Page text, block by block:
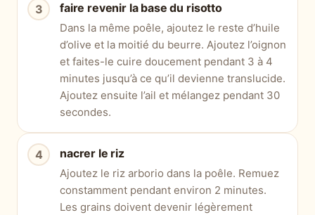
faire revenir la base du risotto
Dans la même poêle, ajoutez le reste d’huile
d’olive et la moitié du beurre. Ajoutez l’oignon
et faites-le cuire doucement pendant 3 à 4
minutes jusqu’à ce qu’il devienne translucide.
Ajoutez ensuite l’ail et mélangez pendant 30
secondes.
nacrer le riz
Ajoutez le riz arborio dans la poêle. Remuez
constamment pendant environ 2 minutes.
Les grains doivent devenir légèrement